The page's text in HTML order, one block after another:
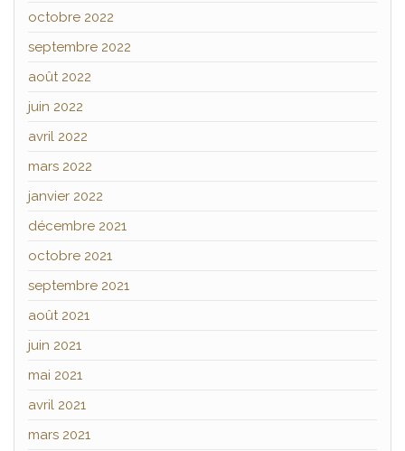
octobre 2022
septembre 2022
août 2022
juin 2022
avril 2022
mars 2022
janvier 2022
décembre 2021
octobre 2021
septembre 2021
août 2021
juin 2021
mai 2021
avril 2021
mars 2021